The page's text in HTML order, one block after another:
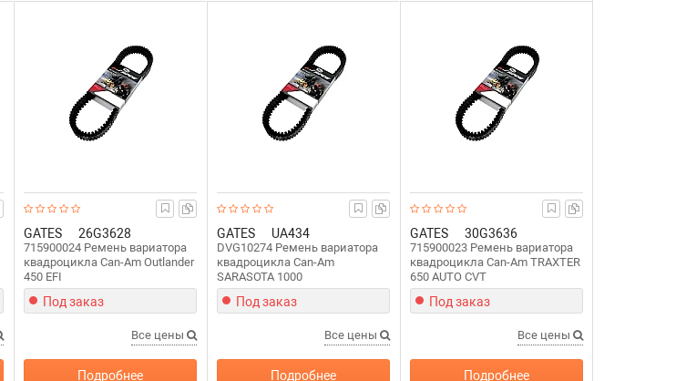
GATES 26G3628
715900024 Ремень вариатора
квадроцикла Can-Am Outlander
450 EFI
Под заказ
Все цены
Подробнее
GATES UA434
DVG10274 Ремень вариатора
квадроцикла Can-Am
SARASOTA 1000
Под заказ
Все цены
Подробнее
GATES 30G3636
715900023 Ремень вариатора
квадроцикла Can-Am TRAXTER
650 AUTO CVT
Под заказ
Все цены
Подробнее